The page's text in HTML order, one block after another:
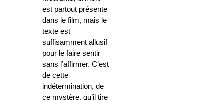
est partout présente
dans le film, mais le
texte est
suffisamment allusif
pour le faire sentir
sans l’affirmer. C’est
de cette
indétermination, de
ce mystère, qu’il tire